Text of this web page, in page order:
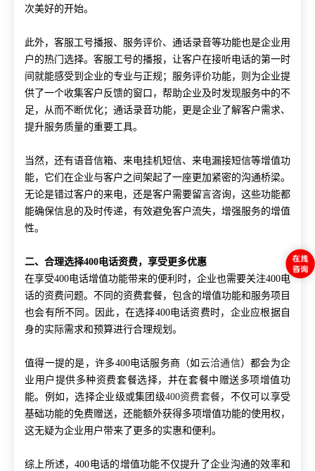
次美好的开始。
此外，客服工号播报、服务评价、通话录音等功能也是企业用
户的热门选择。客服工号的播报，让客户在接听电话的第一时
间就能感受到企业的专业与正规；服务评价功能，则为企业提
供了一个收集客户反馈的窗口，帮助企业及时发现服务中的不
足，从而不断优化；通话录音功能，更是企业了解客户需求、
提升服务质量的重要工具。
当然，还有语音信箱、来电挂机短信、来电漏接短信等增值功
能，它们在企业与客户之间架起了一座更加紧密的沟通桥梁。
无论是错过客户的来电，还是客户需要留言咨询，这些功能都
能确保信息的及时传递，有效避免客户流失，增强服务的增值
性。
二、合理选择400电话资费，享受更多优惠
在享受400电话增值功能带来的便利时，企业也需要关注400电
话的资费问题。不同的资费套餐，包含的增值功能和服务项目
也会有所不同。因此，在选择400电话资费时，企业应根据自
身的实际需求和预算进行合理规划。
值得一提的是，许多400电话服务商（如 云洽通信）都会为企
业用户提供多种资费套餐选择，并在套餐中赠送多项增值功
能。例如，选择企业级或集团级400资费套餐，不仅可以享受
基础功能的免费赠送，还能额外获得多项增值功能的使用权，
这无疑为企业用户带来了更多的实惠和便利。
综上所述，400电话的增值功能不仅提升了企业沟通的效率和